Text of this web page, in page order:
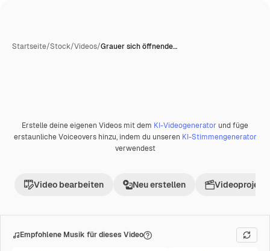
Startseite/Stock/Videos/Grauer sich öffnende…
Premium
Erstelle deine eigenen Videos mit dem KI-Videogenerator und füge
erstaunliche Voiceovers hinzu, indem du unseren KI-Stimmengenerator
verwendest
Video bearbeiten Neu erstellen Videoprojekt
Empfohlene Musik für dieses Video